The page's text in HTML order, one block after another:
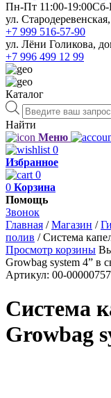
Пн-Пт 11:00-19:00Cб-
ул.
+7 999 516-57-90
ул. Лёни Голикова,
+7 996 499 12 99
Каталог
Поиск
товаров
Найти
Меню
0
Избранное
0
0 Корзина
Помощь
Звонок
Главная /Магазин /
полив /Система
Просмотр корзины
Growbag system 4” в
Артикул: 00-00000757
Система
Growbag